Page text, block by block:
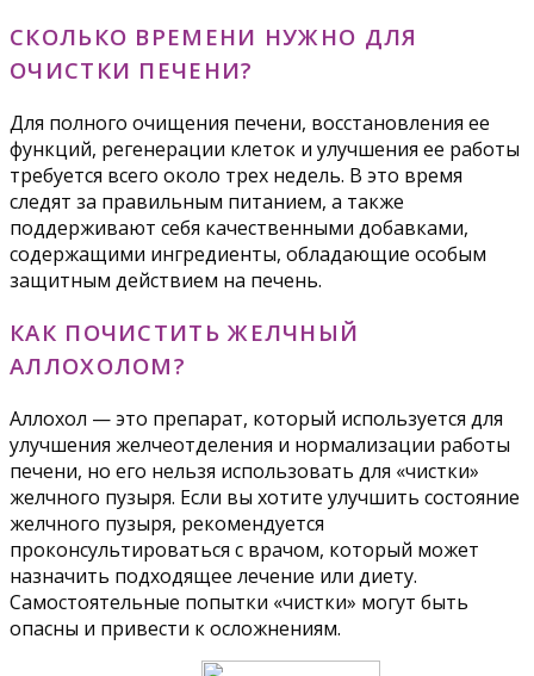
СКОЛЬКО ВРЕМЕНИ НУЖНО ДЛЯ
ОЧИСТКИ ПЕЧЕНИ?
Для полного очищения печени, восстановления ее
функций, регенерации клеток и улучшения ее работы
требуется всего около трех недель. В это время
следят за правильным питанием, а также
поддерживают себя качественными добавками,
содержащими ингредиенты, обладающие особым
защитным действием на печень.
КАК ПОЧИСТИТЬ ЖЕЛЧНЫЙ
АЛЛОХОЛОМ?
Аллохол — это препарат, который используется для
улучшения желчеотделения и нормализации работы
печени, но его нельзя использовать для «чистки»
желчного пузыря. Если вы хотите улучшить состояние
желчного пузыря, рекомендуется
проконсультироваться с врачом, который может
назначить подходящее лечение или диету.
Самостоятельные попытки «чистки» могут быть
опасны и привести к осложнениям.